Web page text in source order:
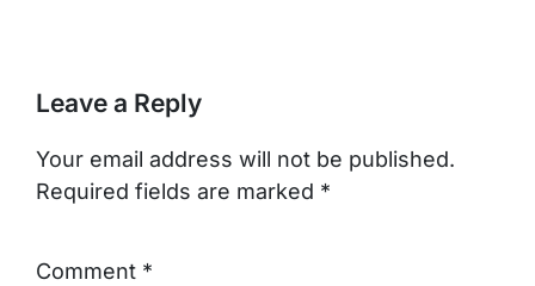
Leave a Reply
Your email address will not be published.
Required fields are marked *
Comment *